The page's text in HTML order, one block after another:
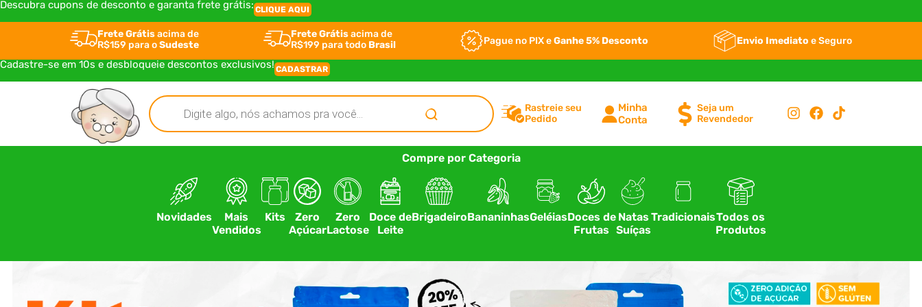
Descubra cupons de desconto e garanta frete grátis: CLIQUE AQUI
Frete Grátisacima de
R$159 para oSudeste
Frete Grátisacima de
R$199 para todo Brasil Pague no PIX eGanhe 5% Desconto Envio Imediato e Seguro
Cadastre-se em 10s e desbloqueie descontos exclusivos! CADASTRAR
Rastreie seu
Pedido
Minha
Conta
Seja um
Revendedor
Compre por Categoria
Novidades
Mais
Vendidos
Kits
Zero
Açúcar
Zero
Lactose
Doce de
Leite
BrigadeiroBananinhasGeléiasDoces de
Frutas
Natas
Suíças
TradicionaisTodos os
Produtos